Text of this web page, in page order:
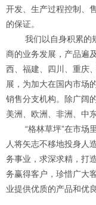
开发、生产过程控制、
的保证。
我们以自身积累的规
商的业务发展，产品遍
西、福建、四川、重庆
展，为加大在国内市场
销售分支机构。除广阔
美洲、欧洲、非洲、中
“格林草坪”在市场里
人将矢志不移地投身人
务事业，求深求精，打
务赢得客户，珍惜广大
业提供优质的产品和优